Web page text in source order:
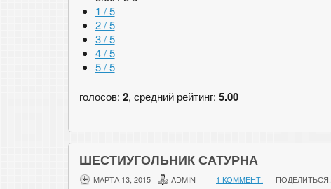
1 / 5
2 / 5
3 / 5
4 / 5
5 / 5
голосов: 2, средний рейтинг: 5.00
ШЕСТИУГОЛЬНИК САТУРНА
МАРТА 13, 2015 ADMIN 1 КОММЕНТ. ПОДЕЛИТЬСЯ: